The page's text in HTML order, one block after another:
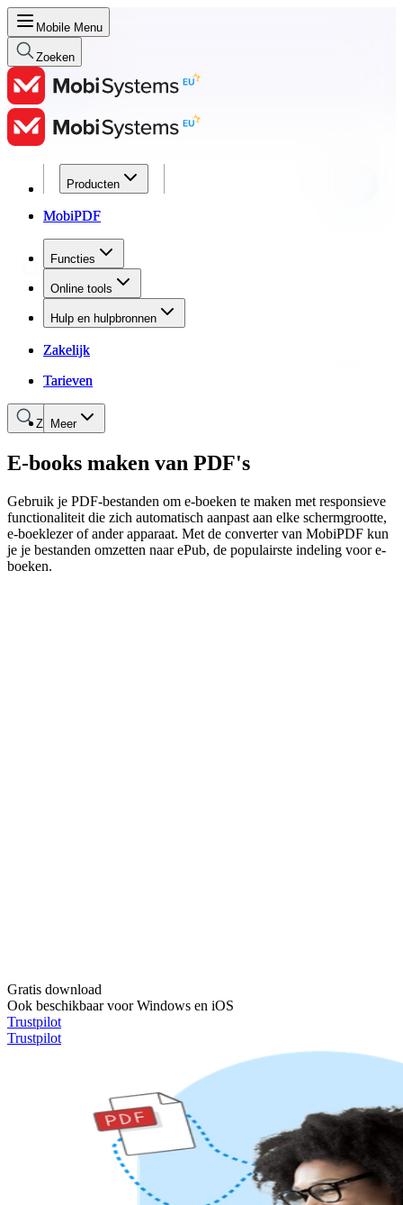
Mobile Menu
Zoeken
Producten
MobiPDF
Functies
Online tools
Hulp en hulpbronnen
Zakelijk
Tarieven
Meer
Producten
MobiPDF
Functies
Online tools
Hulp en hulpbronnen
Zakelijk
Tarieven
Zoeken
E-books maken van PDF's
Gebruik je PDF-bestanden om e-boeken te maken met responsieve
functionaliteit die zich automatisch aanpast aan elke schermgrootte,
e-boeklezer of ander apparaat. Met de converter van MobiPDF kun
je je bestanden omzetten naar ePub, de populairste indeling voor e-
boeken.
Gratis download
Ook beschikbaar voor Windows en iOS
Trustpilot
Trustpilot